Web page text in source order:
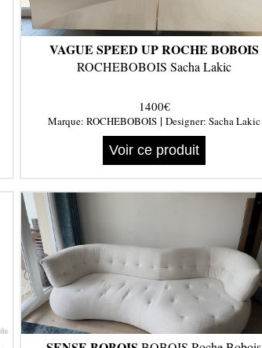
VAGUE SPEED UP ROCHE BOBOIS
ROCHEBOBOIS Sacha Lakic
1400€
Marque: ROCHEBOBOIS | Designer: Sacha Lakic
Voir ce produit